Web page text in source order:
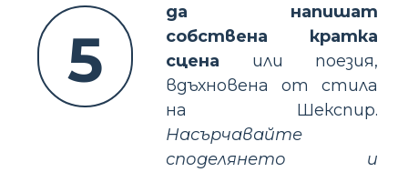
5
да напишат
собствена кратка
сцена или поезия,
вдъхновена от стила
на Шекспир.
Насърчавайте
споделянето и